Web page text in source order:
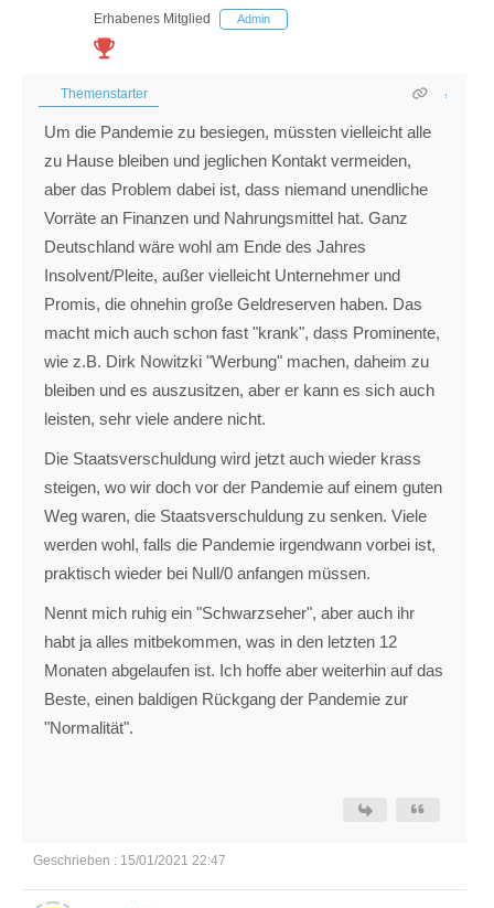
Erhabenes Mitglied Admin
Themenstarter
Um die Pandemie zu besiegen, müssten vielleicht alle
zu Hause bleiben und jeglichen Kontakt vermeiden,
aber das Problem dabei ist, dass niemand unendliche
Vorräte an Finanzen und Nahrungsmittel hat. Ganz
Deutschland wäre wohl am Ende des Jahres
Insolvent/Pleite, außer vielleicht Unternehmer und
Promis, die ohnehin große Geldreserven haben. Das
macht mich auch schon fast "krank", dass Prominente,
wie z.B. Dirk Nowitzki "Werbung" machen, daheim zu
bleiben und es auszusitzen, aber er kann es sich auch
leisten, sehr viele andere nicht.
Die Staatsverschuldung wird jetzt auch wieder krass
steigen, wo wir doch vor der Pandemie auf einem guten
Weg waren, die Staatsverschuldung zu senken. Viele
werden wohl, falls die Pandemie irgendwann vorbei ist,
praktisch wieder bei Null/0 anfangen müssen.
Nennt mich ruhig ein "Schwarzseher", aber auch ihr
habt ja alles mitbekommen, was in den letzten 12
Monaten abgelaufen ist. Ich hoffe aber weiterhin auf das
Beste, einen baldigen Rückgang der Pandemie zur
"Normalität".
Geschrieben : 15/01/2021 22:47